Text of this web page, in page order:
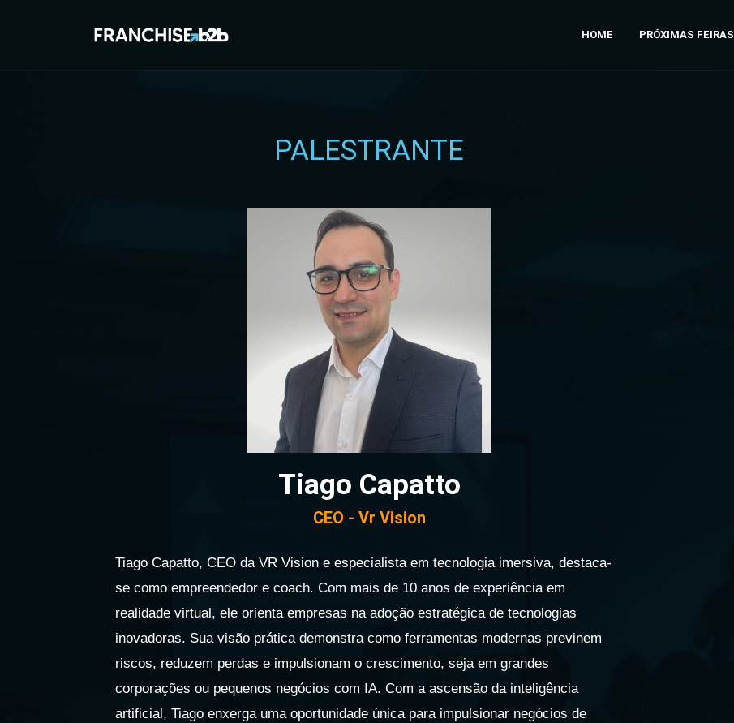
HOME PRÓXIMAS FEIRAS
PALESTRANTE
Tiago Capatto
CEO - Vr Vision
Tiago Capatto, CEO da VR Vision e especialista em tecnologia imersiva, destaca-
se como empreendedor e coach. Com mais de 10 anos de experiência em
realidade virtual, ele orienta empresas na adoção estratégica de tecnologias
inovadoras. Sua visão prática demonstra como ferramentas modernas previnem
riscos, reduzem perdas e impulsionam o crescimento, seja em grandes
corporações ou pequenos negócios com IA. Com a ascensão da inteligência
artificial, Tiago enxerga uma oportunidade única para impulsionar negócios de